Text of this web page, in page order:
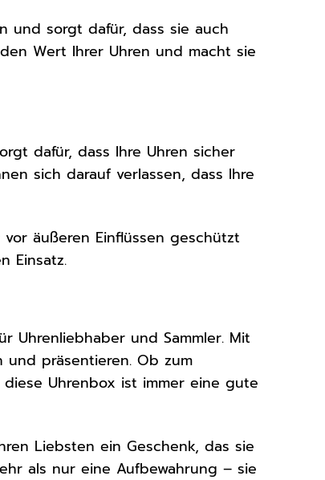
und sorgt dafür, dass sie auch
Wert Ihrer Uhren und macht sie
dafür, dass Ihre Uhren sicher
sich darauf verlassen, dass Ihre
äußeren Einflüssen geschützt
Einsatz.
Uhrenliebhaber und Sammler. Mit
und präsentieren. Ob zum
Uhrenbox ist immer eine gute
Liebsten ein Geschenk, das sie
als nur eine Aufbewahrung – sie